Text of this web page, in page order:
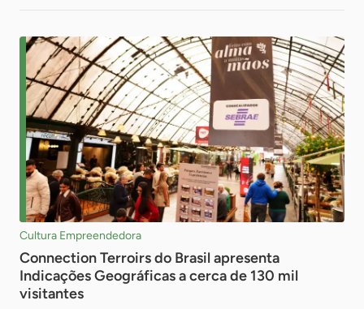
Cultura Empreendedora
Connection Terroirs do Brasil apresenta
Indicações Geográficas a cerca de 130 mil
visitantes